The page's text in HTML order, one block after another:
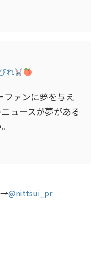
れ
ァンに夢を与え
ュースが夢がある
→@nittsui_pr